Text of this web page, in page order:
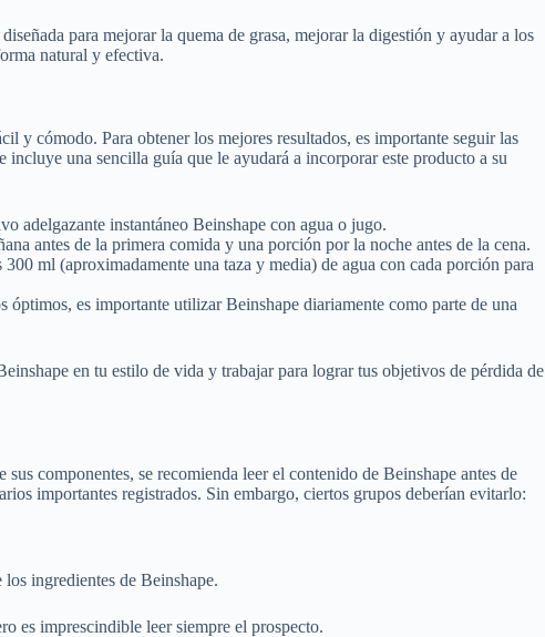
para mejorar la quema de grasa, mejorar la digestión y ayudar a los
natural y efectiva.
y cómodo. Para obtener los mejores resultados, es importante seguir las
una sencilla guía que le ayudará a incorporar este producto a su
adelgazante instantáneo Beinshape con agua o jugo.
antes de la primera comida y una porción por la noche antes de la cena.
300 ml (aproximadamente una taza y media) de agua con cada porción para
óptimos, es importante utilizar Beinshape diariamente como parte de una
en tu estilo de vida y trabajar para lograr tus objetivos de pérdida de
componentes, se recomienda leer el contenido de Beinshape antes de
importantes registrados. Sin embargo, ciertos grupos deberían evitarlo:
ingredientes de Beinshape.
es imprescindible leer siempre el prospecto.